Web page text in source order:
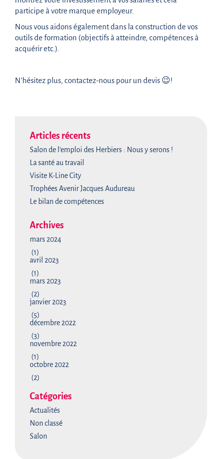
participe à votre marque employeur.
Nous vous aidons également dans la construction de vos
outils de formation (objectifs à atteindre, compétences à
acquérir etc.).
N’hésitez plus, contactez-nous pour un devis 😉!
Articles récents
Salon de l’emploi des Herbiers : Nous y serons !
La santé au travail
Visite K-Line City
Trophées Avenir Jacques Audureau
Le bilan de compétences
Archives
mars 2024
(1)
avril 2023
(1)
mars 2023
(2)
janvier 2023
(5)
décembre 2022
(3)
novembre 2022
(1)
octobre 2022
(2)
Catégories
Actualités
Non classé
Salon